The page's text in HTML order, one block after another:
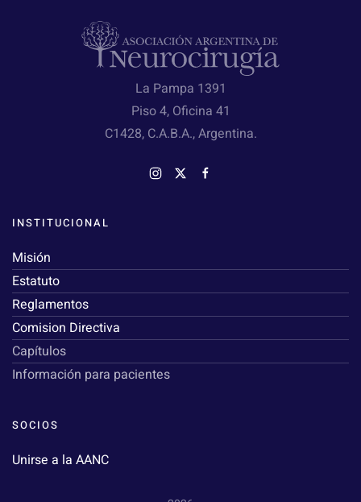
La Pampa 1391
Piso 4, Oficina 41
C1428, C.A.B.A., Argentina.
INSTITUCIONAL
Misión
Estatuto
Reglamentos
Comision Directiva
Capítulos
Información para pacientes
SOCIOS
Unirse a la AANC